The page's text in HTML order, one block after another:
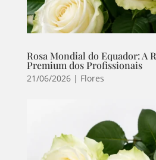
Rosa Mondial do Equador: A
Premium dos Profissionais
21/06/2026| Flores